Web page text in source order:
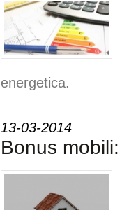
energetica.
13-03-2014
Bonus